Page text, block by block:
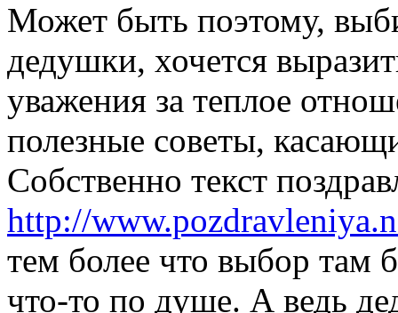
Может быть поэтому,
дедушки, хочется
уважения за теплое
полезные советы,
Собственно текст
http://
тем более что выбор там
что-то по душе. А ведь